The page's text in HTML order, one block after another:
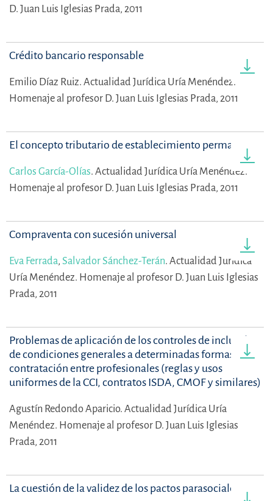
D. Juan Luis Iglesias Prada, 2011
Crédito bancario responsable
Emilio Díaz Ruiz. Actualidad Jurídica Uría Menéndez.
Homenaje al profesor D. Juan Luis Iglesias Prada, 2011
El concepto tributario de establecimiento permanente
Carlos García-Olías. Actualidad Jurídica Uría Menéndez.
Homenaje al profesor D. Juan Luis Iglesias Prada, 2011
Compraventa con sucesión universal
Eva Ferrada, Salvador Sánchez-Terán. Actualidad Jurídica
Uría Menéndez. Homenaje al profesor D. Juan Luis Iglesias
Prada, 2011
Problemas de aplicación de los controles de inclusión
de condiciones generales a determinadas formas de
contratación entre profesionales (reglas y usos
uniformes de la CCI, contratos ISDA, CMOF y similares)
Agustín Redondo Aparicio. Actualidad Jurídica Uría
Menéndez. Homenaje al profesor D. Juan Luis Iglesias
Prada, 2011
La cuestión de la validez de los pactos parasociales